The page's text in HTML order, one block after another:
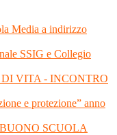
Media a indirizzo
SSIG e Collegio
VITA - INCONTRO
e protezione” anno
SCUOLA